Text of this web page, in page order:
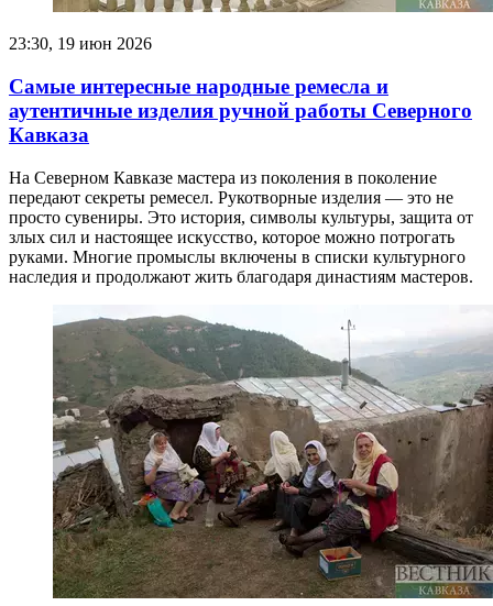
23:30, 19 июн 2026
Самые интересные народные ремесла и
аутентичные изделия ручной работы Северного
Кавказа
На Северном Кавказе мастера из поколения в поколение
передают секреты ремесел. Рукотворные изделия — это не
просто сувениры. Это история, символы культуры, защита от
злых сил и настоящее искусство, которое можно потрогать
руками. Многие промыслы включены в списки культурного
наследия и продолжают жить благодаря династиям мастеров.